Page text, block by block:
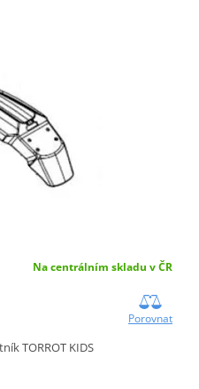
Na centrálním skladu v ČR
Porovnat
TORROT KIDS